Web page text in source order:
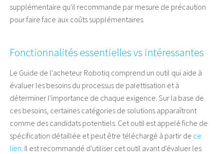
supplémentaire qu'il recommande par mesure de précaution
pour faire face aux coûts supplémentaires.
Fonctionnalités essentielles vs intéressantes
Le Guide de l'acheteur Robotiq comprend un outil qui aide à
évaluer les besoins du processus de palettisation et à
déterminer l'importance de chaque exigence. Sur la base de
ces besoins, certaines catégories de solutions apparaîtront
comme des candidats potentiels. Cet outil est appelé fiche de
spécification détaillée et peut être téléchargé à partir de ce
lien. Il est recommandé d'utiliser cet outil avant d'évaluer les